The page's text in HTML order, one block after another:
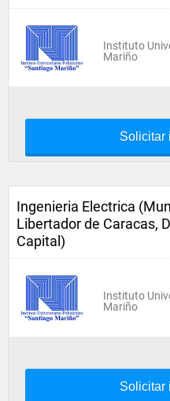
Instituto
Mariño
Solicitar
Ingenieria Electrica
Libertador de Caracas,
Capital)
Instituto
Mariño
Solicitar